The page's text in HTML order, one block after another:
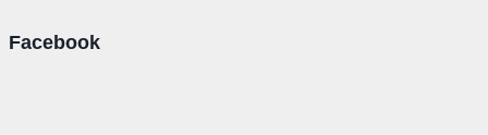
Facebook